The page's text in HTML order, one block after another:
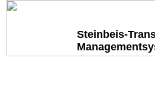
Steinbeis-